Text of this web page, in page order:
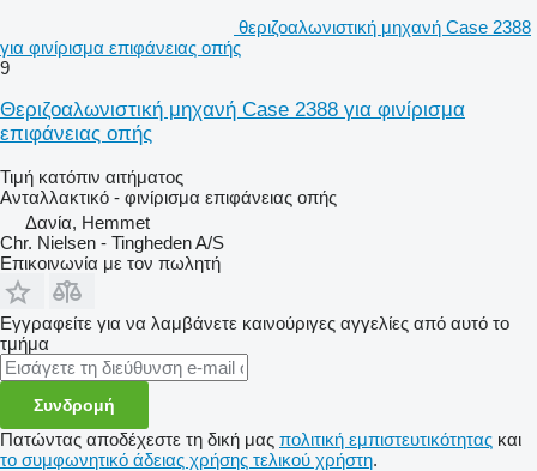
θεριζοαλωνιστική μηχανή Case 2388
για φινίρισμα επιφάνειας οπής
9
Θεριζοαλωνιστική μηχανή Case 2388 για φινίρισμα
επιφάνειας οπής
Τιμή κατόπιν αιτήματος
Ανταλλακτικό - φινίρισμα επιφάνειας οπής
Δανία, Hemmet
Chr. Nielsen - Tingheden A/S
Επικοινωνία με τον πωλητή
Εγγραφείτε για να λαμβάνετε καινούριγες αγγελίες από αυτό το
τμήμα
Συνδρομή
Πατώντας αποδέχεστε τη δική μας πολιτική εμπιστευτικότητας και
το συμφωνητικό άδειας χρήσης τελικού χρήστη.